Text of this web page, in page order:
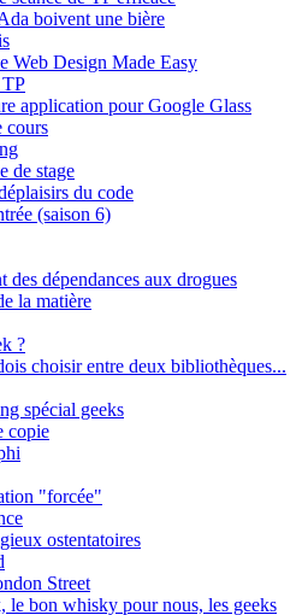
boivent une bière
Web Design Made Easy
TP
application pour Google Glass
cours
de stage
du code
(saison 6)
des dépendances aux drogues
la matière
?
choisir entre deux bibliothèques...
spécial geeks
copie
"forcée"
ostentatoires
Street
le bon whisky pour nous, les geeks